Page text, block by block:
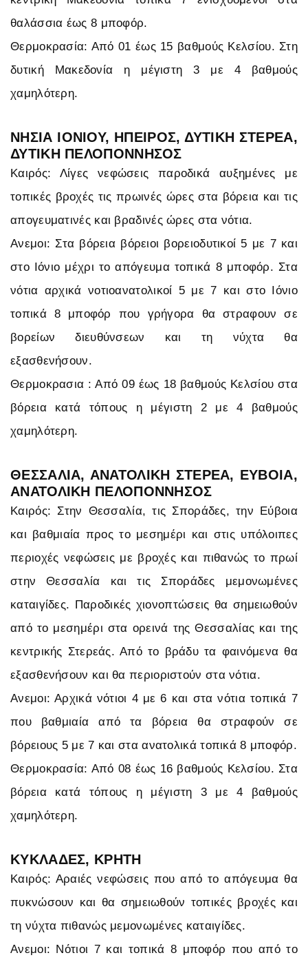
θαλάσσια έως 8 μποφόρ.
Θερμοκρασία: Από 01 έως 15 βαθμούς Κελσίου. Στη
δυτική Μακεδονία η μέγιστη 3 με 4 βαθμούς
χαμηλότερη.
ΝΗΣΙΑ ΙΟΝΙΟΥ, ΗΠΕΙΡΟΣ, ΔΥΤΙΚΗ ΣΤΕΡΕΑ,
ΔΥΤΙΚΗ ΠΕΛΟΠΟΝΝΗΣΟΣ
Καιρός: Λίγες νεφώσεις παροδικά αυξημένες με
τοπικές βροχές τις πρωινές ώρες στα βόρεια και τις
απογευματινές και βραδινές ώρες στα νότια.
Ανεμοι: Στα βόρεια βόρειοι βορειοδυτικοί 5 με 7 και
στο Ιόνιο μέχρι το απόγευμα τοπικά 8 μποφόρ. Στα
νότια αρχικά νοτιοανατολικοί 5 με 7 και στο Ιόνιο
τοπικά 8 μποφόρ που γρήγορα θα στραφουν σε
βορείων διευθύνσεων και τη νύχτα θα
εξασθενήσουν.
Θερμοκρασια : Από 09 έως 18 βαθμούς Κελσίου στα
βόρεια κατά τόπους η μέγιστη 2 με 4 βαθμούς
χαμηλότερη.
ΘΕΣΣΑΛΙΑ, ΑΝΑΤΟΛΙΚΗ ΣΤΕΡΕΑ, ΕΥΒΟΙΑ,
ΑΝΑΤΟΛΙΚΗ ΠΕΛΟΠΟΝΝΗΣΟΣ
Καιρός: Στην Θεσσαλία, τις Σποράδες, την Εύβοια
και βαθμιαία προς το μεσημέρι και στις υπόλοιπες
περιοχές νεφώσεις με βροχές και πιθανώς το πρωί
στην Θεσσαλία και τις Σποράδες μεμονωμένες
καταιγίδες. Παροδικές χιονοπτώσεις θα σημειωθούν
από το μεσημέρι στα ορεινά της Θεσσαλίας και της
κεντρικής Στερεάς. Από το βράδυ τα φαινόμενα θα
εξασθενήσουν και θα περιοριστούν στα νότια.
Ανεμοι: Αρχικά νότιοι 4 με 6 και στα νότια τοπικά 7
που βαθμιαία από τα βόρεια θα στραφούν σε
βόρειους 5 με 7 και στα ανατολικά τοπικά 8 μποφόρ.
Θερμοκρασία: Από 08 έως 16 βαθμούς Κελσίου. Στα
βόρεια κατά τόπους η μέγιστη 3 με 4 βαθμούς
χαμηλότερη.
ΚΥΚΛΑΔΕΣ, ΚΡΗΤΗ
Καιρός: Αραιές νεφώσεις που από το απόγευμα θα
πυκνώσουν και θα σημειωθούν τοπικές βροχές και
τη νύχτα πιθανώς μεμονωμένες καταιγίδες.
Ανεμοι: Νότιοι 7 και τοπικά 8 μποφόρ που από το